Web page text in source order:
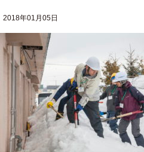
2018年01月05日